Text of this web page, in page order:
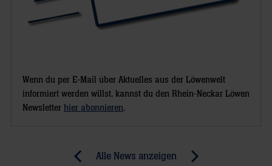
Wenn du per E-Mail über Aktuelles aus der Löwenwelt
informiert werden willst, kannst du den Rhein-Neckar Löwen
Newsletter hier abonnieren.
Alle News anzeigen